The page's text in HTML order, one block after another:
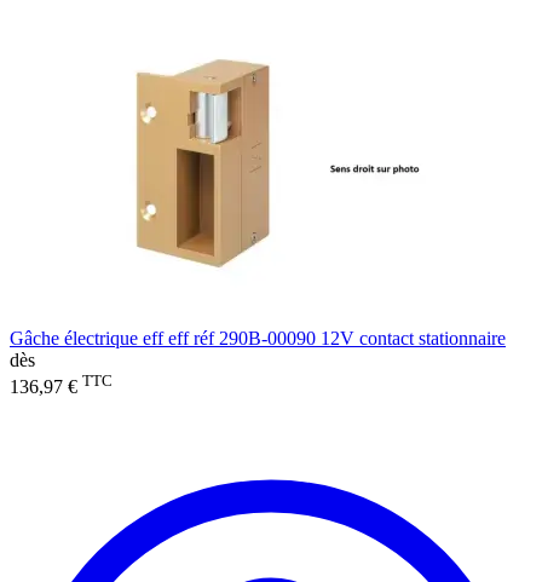
Gâche électrique eff eff réf 290B-00090 12V contact stationnaire
dès
136,97 € TTC